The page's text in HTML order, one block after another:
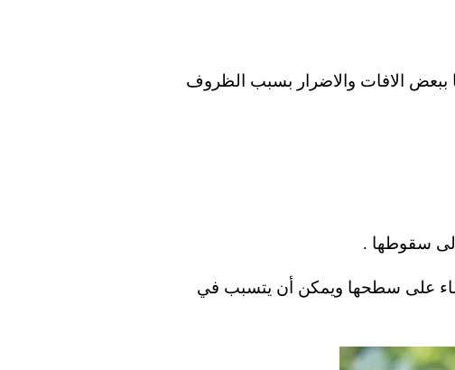
ببعض الافات والاضرار بسبب الظروف
سقوطها .
على سطحها ويمكن أن يتسبب في